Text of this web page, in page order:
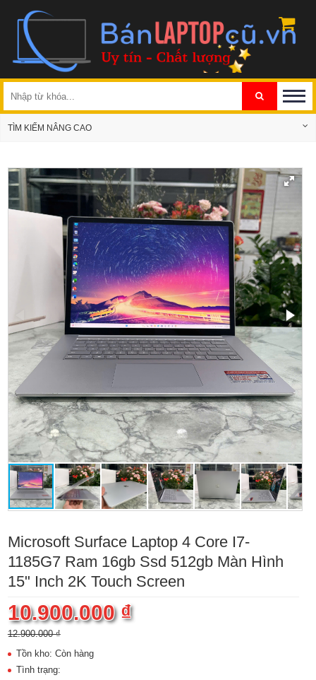
TÌM KIẾM NÂNG CAO
Microsoft Surface Laptop 4 Core I7-
1185G7 Ram 16gb Ssd 512gb Màn Hình
15" Inch 2K Touch Screen
10.900.000 ₫
12.900.000 ₫
Tồn kho: Còn hàng
Tình trạng: